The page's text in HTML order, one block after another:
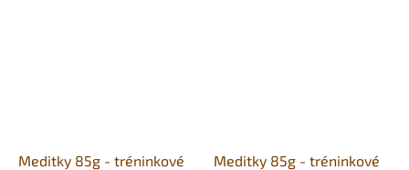
Meditky 85g - tréninkové
Meditky 85g - tréninkové